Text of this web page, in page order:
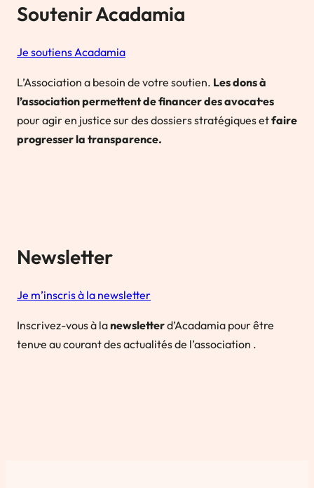
Soutenir Acadamia
Je soutiens Acadamia
L’Association a besoin de votre soutien. Les dons à
l’association permettent de financer des avocat·es
pour agir en justice sur des dossiers stratégiques etfaire
progresser la transparence.
Newsletter
Je m’inscris à la newsletter
Inscrivez-vous à lanewsletterd’Acadamia pour être
tenu·e au courant des actualités de l’association .